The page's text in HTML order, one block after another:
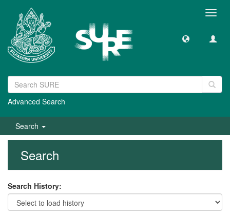
Advanced Search
Search
Search
Search History: